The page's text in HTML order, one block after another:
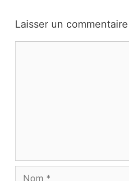
commentaires
Laisser un commentaire
Nom